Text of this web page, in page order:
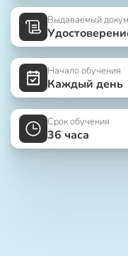
Выдаваемый
Начало обучения
Каждый день
Срок обучения
36 часа